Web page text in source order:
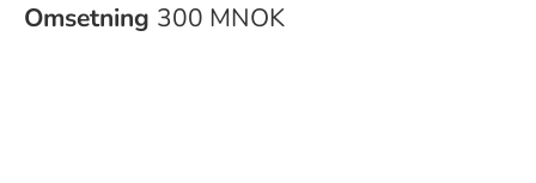
Omsetning 300 MNOK